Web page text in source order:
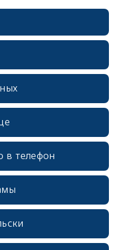
в телефон
erid: 2SDnjcrDNw6